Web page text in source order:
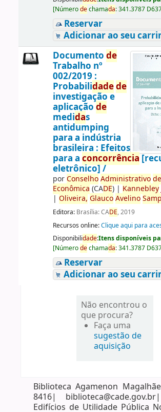
[Númerodechamada:341.3787
Reservar
Adicionar ao seu
Documento de
Trabalho nº
002/2019 :
Probabilidadede
investigação e
aplicação de
medidas
antidumping
para a indústria
brasileira : Efeitos
para a concorrência
eletrônico] /
porConselho Administrativo de
Econômica (CADE)| Kannebley
| Oliveira, Glauco Avelino
Editora: Brasília: CADE, 2019
Recursos online:Clique aqui para
Disponibilidade:Itens disponíveis
[Númerodechamada:341.3787
Reservar
Adicionar ao seu
Não encontrou o
que procura?
Faça uma
sugestão de
aquisição
Biblioteca Agamenon
8416|
Edifícios de Utilidade Pública